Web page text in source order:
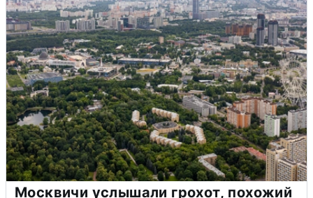
Москвичи услышали грохот, похожий